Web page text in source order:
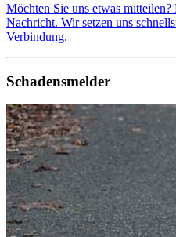
Möchten Sie uns etwas mitteilen?
Nachricht. Wir setzen uns
Verbindung.
Schadensmelder